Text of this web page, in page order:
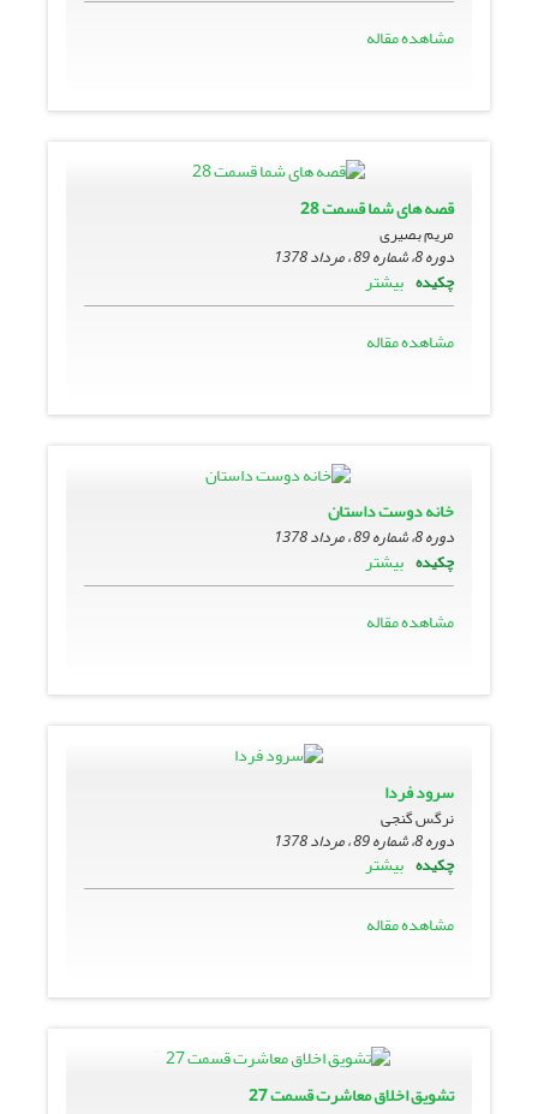
مشاهده مقاله
قصه هاى شما قسمت 28
مریم بصیری
دوره 8، شماره 89 ، مرداد 1378
چکیده بیشتر
مشاهده مقاله
خانه دوست داستان
دوره 8، شماره 89 ، مرداد 1378
چکیده بیشتر
مشاهده مقاله
سرود فردا
نرگس گنجی
دوره 8، شماره 89 ، مرداد 1378
چکیده بیشتر
مشاهده مقاله
تشویق اخلاق معاشرت قسمت 27